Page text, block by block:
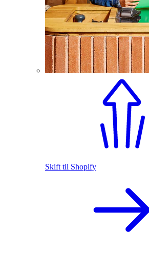
Skift til Shopify